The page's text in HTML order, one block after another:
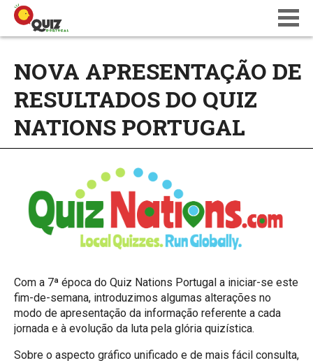
WIKI
CALENDÁRIO
QUIZ NATIONS PT 18
NOVA APRESENTAÇÃO DE
RESULTADOS DO QUIZ
NATIONS PORTUGAL
Com a 7ª época do Quiz Nations Portugal a iniciar-se este
fim-de-semana, introduzimos algumas alterações no
modo de apresentação da informação referente a cada
jornada e à evolução da luta pela glória quizística.
Sobre o aspecto gráfico unificado e de mais fácil consulta,